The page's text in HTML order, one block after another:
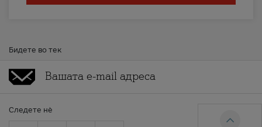
Бидете во тек
Следете нè